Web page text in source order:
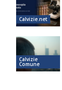
Calvizie.net
Calvizie
Comune